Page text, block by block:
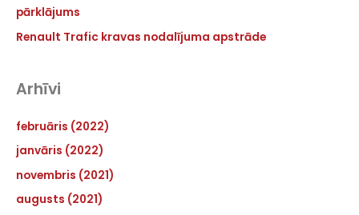
pārklājums
Renault Trafic kravas nodalījuma apstrāde
Arhīvi
februāris (2022)
janvāris (2022)
novembris (2021)
augusts (2021)